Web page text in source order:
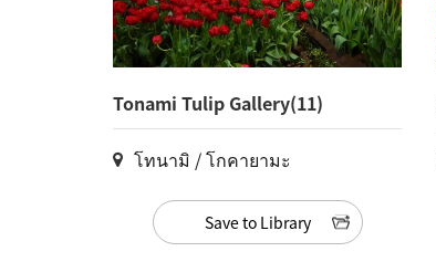
Tonami Tulip Gallery(11)
โทนามิ / โกคายามะ
Save to Library